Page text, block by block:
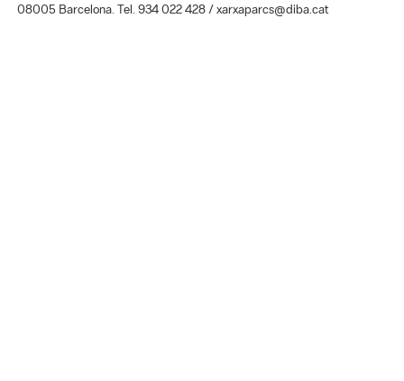
08005 Barcelona. Tel. 934 022 428 / xarxaparcs@diba.cat